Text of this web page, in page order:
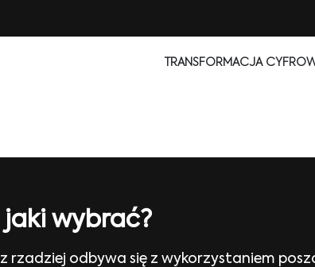
TRANSFORMACJA
jaki wybrać?
odbywa się z wykorzystaniem